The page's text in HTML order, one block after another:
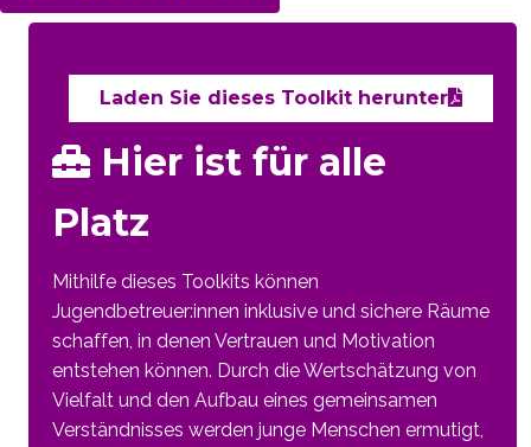
Laden Sie dieses Toolkit herunter
Hier ist für alle
Platz
Mithilfe dieses Toolkits können
Jugendbetreuer:innen inklusive und sichere Räume
schaffen, in denen Vertrauen und Motivation
entstehen können. Durch die Wertschätzung von
Vielfalt und den Aufbau eines gemeinsamen
Verständnisses werden junge Menschen ermutigt,